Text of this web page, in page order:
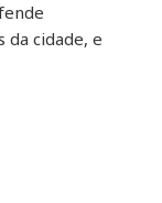
da cidade, e